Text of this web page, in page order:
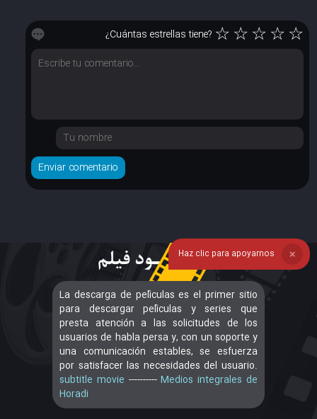
¿Cuántas estrellas tiene? ☆☆☆☆☆
La descarga de películas es el primer sitio
para descargar películas y series que
presta atención a las solicitudes de los
usuarios de habla persa y, con un soporte y
una comunicación estables, se esfuerza
por satisfacer las necesidades del usuario.
subtitle movie ----------Medios integrales de
Horadi
Haz clic para apoyarnos ❌